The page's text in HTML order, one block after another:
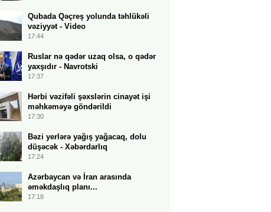
Qubada Qəçreş yolunda təhlükəli
vəziyyət - Video
17:44
Ruslar nə qədər uzaq olsa, o qədər
yaxşıdır - Navrotski
17:37
Hərbi vəzifəli şəxslərin cinayət işi
məhkəməyə göndərildi
17:30
Bəzi yerlərə yağış yağacaq, dolu
düşəcək - Xəbərdarlıq
17:24
Azərbaycan və İran arasında
əməkdaşlıq planı...
17:18